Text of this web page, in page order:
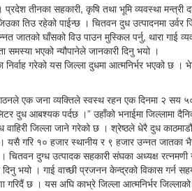
तीनका सहकारी, कृषि तथा भूमि व्यवस्था मन्त्री
तिउ रहेको पाईन्छ । चितवन दुध उत्पादनमा
जातको घाँसको विउ पाउन मुस्किल पर्नु, थारा
भएको न्यौपानेले जानकारी दिनु भयो ।
निर्वाह गरेको यस जिल्ला दुधमा आत्मनिर्भर भएको
एक जना व्यक्तिले स्वस्थ रहन एक दिनमा २ सय
दुध आबश्यक पर्दछ ।” उहाँको भनाईमा जिल्लामा
जिल्ला जाने गरेको छ । श्रेष्ठले धेरै दुध
गरि १० हजार स्थानीय र ९ हजार उन्नत जातका
चितवन दुग्ध उत्पादक सहकारी संघका अध्यक्ष
भयो । गाई वाच्छी प्रजनन केन्द्रको विकास गर्न
छ । यस अघि काभ्रे जिल्ला आत्मनिर्भर